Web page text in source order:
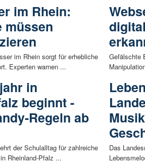
im Rhein:
müssen
im Rhein sorgt für erhebliche
Experten warnen ...
in
beginnt -
Regeln ab
der Schulalltag für zahlreiche
Rheinland-Pfalz ...
Gefälschte
Das